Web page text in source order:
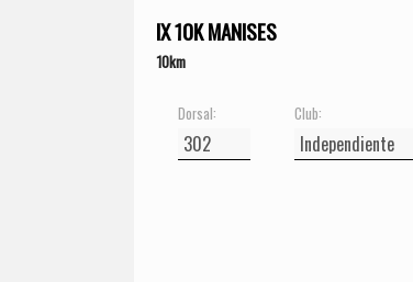
IX 10K MANISES
10km
Dorsal: Club: